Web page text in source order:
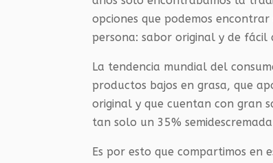
opciones que podemos
persona: sabor original y de fácil
La tendencia mundial del
productos bajos en grasa, que
original y que cuentan con gran
tan solo un 35%
Es por esto que compartimos en